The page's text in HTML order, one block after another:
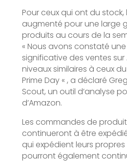
Pour ceux qui ont du
augmenté pour une large
produits au cours de la
« Nous avons constaté
significative des ventes
niveaux similaires à ceux
Prime Day « , a déclaré
Scout, un outil d’analyse
d’Amazon.
Les commandes de
continueront à être
qui expédient leurs
pourront également